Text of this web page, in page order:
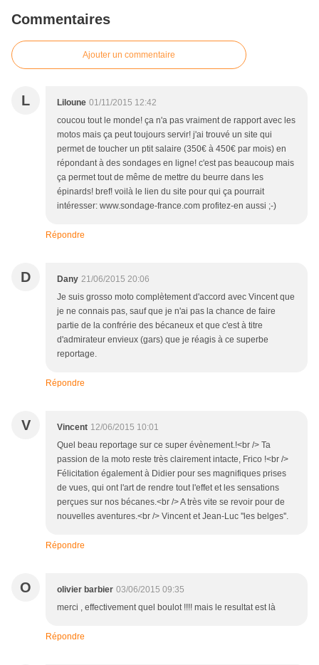
Commentaires
Ajouter un commentaire
L Liloune 01/11/2015 12:42
coucou tout le monde! ça n'a pas vraiment de rapport avec les
motos mais ça peut toujours servir! j'ai trouvé un site qui
permet de toucher un ptit salaire (350€ à 450€ par mois) en
répondant à des sondages en ligne! c'est pas beaucoup mais
ça permet tout de même de mettre du beurre dans les
épinards! bref! voilà le lien du site pour qui ça pourrait
intéresser: www.sondage-france.com profitez-en aussi ;-)
Répondre
D Dany 21/06/2015 20:06
Je suis grosso moto complètement d'accord avec Vincent que
je ne connais pas, sauf que je n'ai pas la chance de faire
partie de la confrérie des bécaneux et que c'est à titre
d'admirateur envieux (gars) que je réagis à ce superbe
reportage.
Répondre
V Vincent 12/06/2015 10:01
Quel beau reportage sur ce super évènement.!<br /> Ta
passion de la moto reste très clairement intacte, Frico !<br />
Félicitation également à Didier pour ses magnifiques prises
de vues, qui ont l'art de rendre tout l'effet et les sensations
perçues sur nos bécanes.<br /> A très vite se revoir pour de
nouvelles aventures.<br /> Vincent et Jean-Luc ''les belges''.
Répondre
O olivier barbier 03/06/2015 09:35
merci , effectivement quel boulot !!!! mais le resultat est là
Répondre